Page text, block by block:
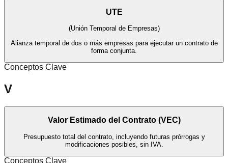
UTE
(Unión Temporal de Empresas)
Alianza temporal de dos o más empresas para ejecutar un contrato de
forma conjunta.
Conceptos Clave
V
Valor Estimado del Contrato (VEC)
Presupuesto total del contrato, incluyendo futuras prórrogas y
modificaciones posibles, sin IVA.
Conceptos Clave